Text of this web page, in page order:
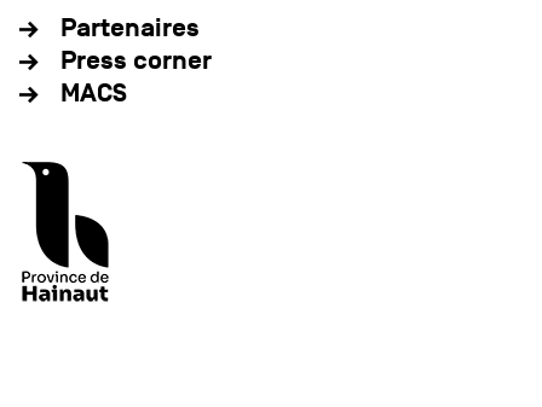
Partenaires
Press corner
MACS